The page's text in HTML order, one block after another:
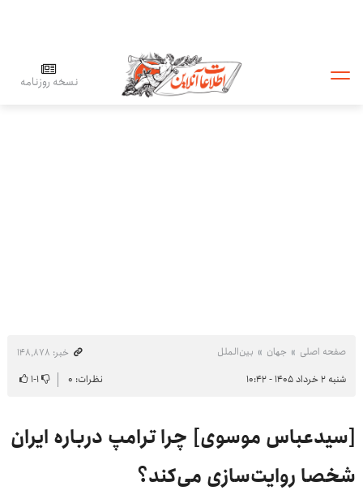
نسخه روزنامه
صفحه اصلی جهان بین‌الملل
خبر: ۱۴۸٬۸۷۸
شنبه ۲ خرداد ۱۴۰۵ - ۱۰:۴۲
نظرات: ۰ ۱-۱
[سیدعباس موسوی] چرا ترامپ درباره ایران
شخصا روایت‌سازی می‌کند؟